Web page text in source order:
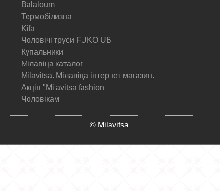
Balaloum
Термобілизна
Kifa
Чоловічі труси FUKO UB
Купальники
Мілавіца каталог
Milavitsa. Мілавіца інтернет магазин.
Акція "Milavitsa fashion
Чоловікам
© Milavitsa.